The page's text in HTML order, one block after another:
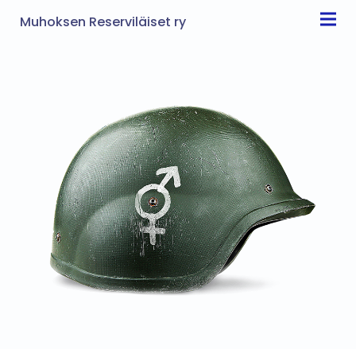
Muhoksen Reserviläiset ry